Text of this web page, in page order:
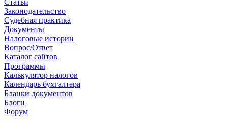
Cтатьи
Законодательство
Судебная практика
Документы
Налоговые истории
Вопрос/Ответ
Каталог сайтов
Программы
Калькулятор налогов
Календарь бухгалтера
Бланки документов
Блоги
Форум